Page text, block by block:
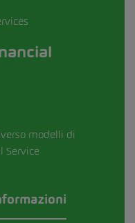
modelli di
Service